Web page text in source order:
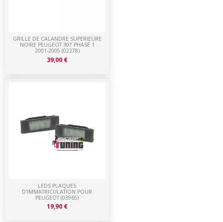
LEDS PLAQUES
D'IMMATRICULATION POUR
PEUGEOT (03965)
19,90 €
GRILLE DE CALANDRE SUPERIEURE
NOIRE PEUGEOT 307 PHASE 1
2001-2005 (02278)
39,00 €